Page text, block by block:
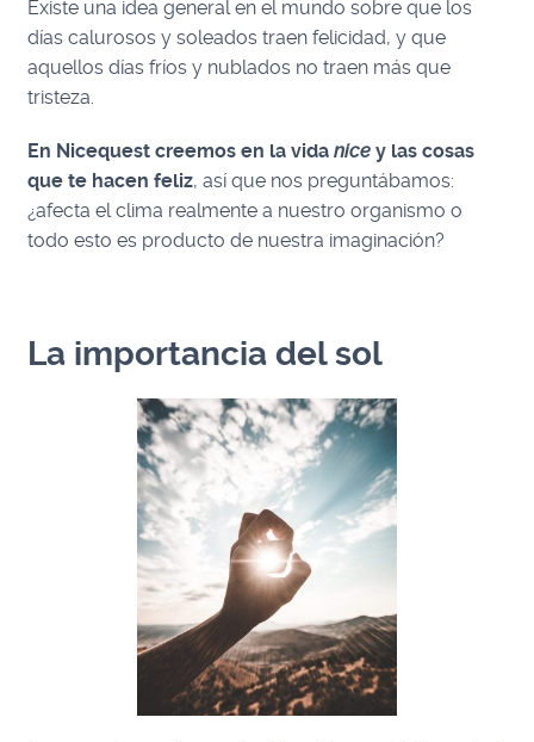
Existe una idea general en el mundo sobre que los
días calurosos y soleados traen felicidad, y que
aquellos días fríos y nublados no traen más que
tristeza.
En Nicequest creemos en la vidanice y las cosas
que te hacen feliz, así que nos preguntábamos:
¿afecta el clima realmente a nuestro organismo o
todo esto es producto de nuestra imaginación?
La importancia del sol